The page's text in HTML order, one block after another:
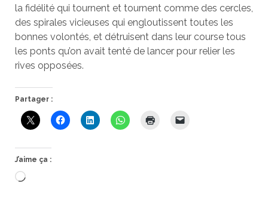
la fidélité qui tournent et tournent comme des cercles,
des spirales vicieuses qui engloutissent toutes les
bonnes volontés, et détruisent dans leur course tous
les ponts qu’on avait tenté de lancer pour relier les
rives opposées.
Partager :
J’aime ça :
Chargement…